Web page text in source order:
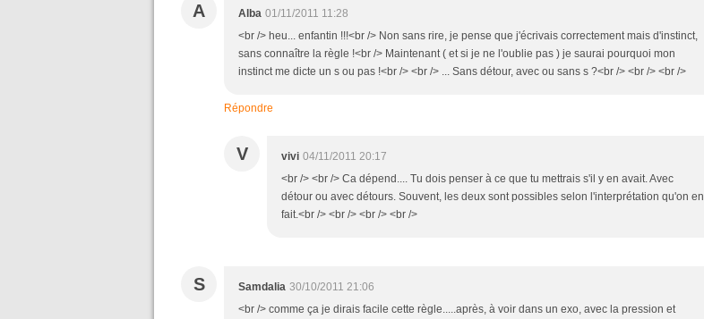
A Alba 01/11/2011 11:28
<br /> heu... enfantin !!!<br /> Non sans rire, je pense que j'écrivais correctement mais d'instinct,
sans connaître la règle !<br /> Maintenant ( et si je ne l'oublie pas ) je saurai pourquoi mon
instinct me dicte un s ou pas !<br /> <br /> ... Sans détour, avec ou sans s ?<br /> <br /> <br />
Répondre
V vivi 04/11/2011 20:17
<br /> <br /> Ca dépend.... Tu dois penser à ce que tu mettrais s'il y en avait. Avec
détour ou avec détours. Souvent, les deux sont possibles selon l'interprétation qu'on en
fait.<br /> <br /> <br /> <br />
S Samdalia 30/10/2011 21:06
<br /> comme ça je dirais facile cette règle.....après, à voir dans un exo, avec la pression et